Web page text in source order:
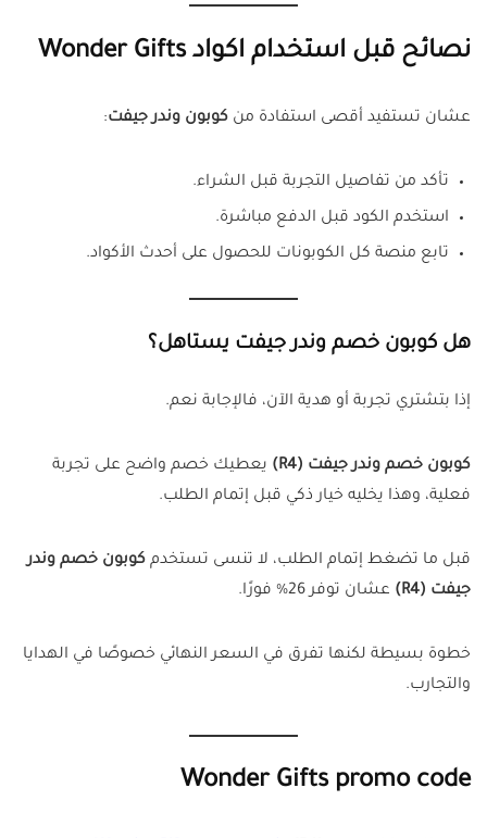
نصائح قبل استخدام اكواد Wonder Gifts
عشان تستفيد أقصى استفادة من كوبون وندر جيفت:
تأكد من تفاصيل التجربة قبل الشراء.
استخدم الكود قبل الدفع مباشرة.
تابع منصة كل الكوبونات للحصول على أحدث الأكواد.
هل كوبون خصم وندر جيفت يستاهل؟
إذا بتشتري تجربة أو هدية الآن، فالإجابة نعم.
كوبون خصم وندر جيفت (R4)
يعطيك خصم واضح على تجربة
فعلية، وهذا يخليه خيار ذكي قبل إتمام الطلب.
قبل ما تضغط إتمام الطلب، لا تنسى تستخدم كوبون خصم وندر
جيفت (R4)
عشان توفر 26% فورًا.
خطوة بسيطة لكنها تفرق في السعر النهائي خصوصًا في الهدايا
والتجارب.
Wonder Gifts promo code